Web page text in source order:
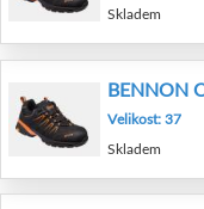
Skladem
BENNON
Velikost: 37
Skladem